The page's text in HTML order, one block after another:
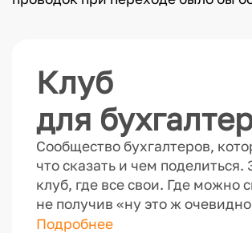
Клуб
для
Сообщество бухгалтеров,
что сказать и чем
клуб, где все свои. Где можно
не получив «ну это ж
Подробнее